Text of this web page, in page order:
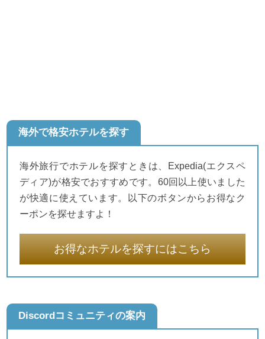
海外で格安ホテルを探す
海外旅行でホテルを探すときは、Expedia(エクスペ
ディア)が格安でおすすめです。60回以上使いました
が快適に使えています。以下のボタンからお得なク
ーポンを探せますよ！
お得なホテルを探すにはこちら
Discordコミュニティの案内